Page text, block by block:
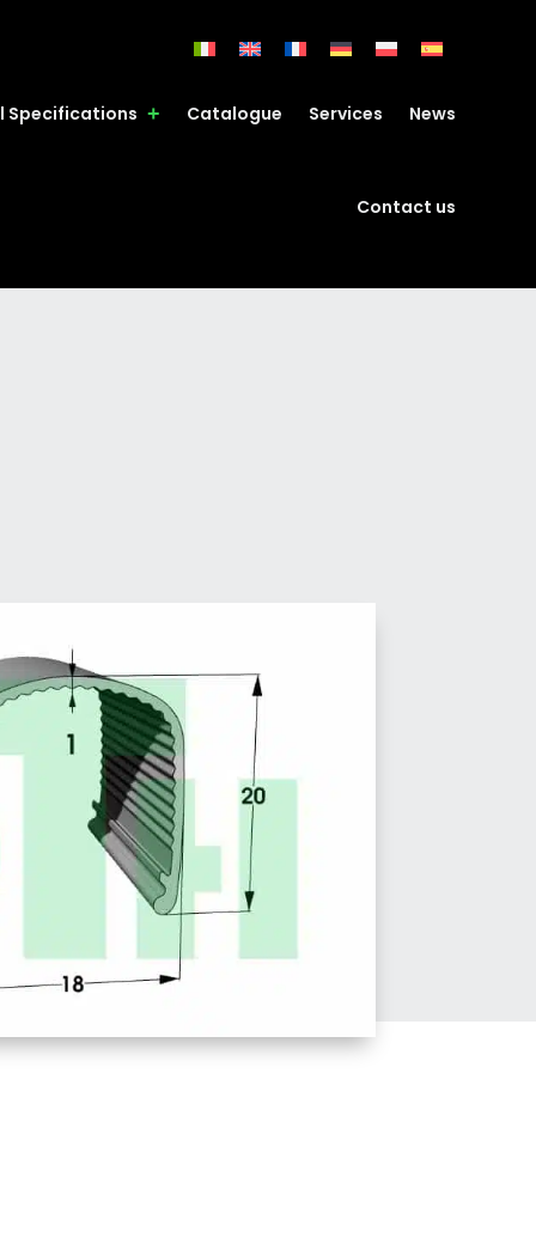
Specifications Catalogue Services News
Contact us